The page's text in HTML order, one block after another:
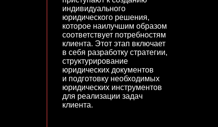
индивидуального
юридического решения,
которое наилучшим образом
соответствует потребностям
клиента. Этот этап включает
в себя разработку стратегии,
структурирование
юридических документов
и подготовку необходимых
юридических инструментов
для реализации задач
клиента.